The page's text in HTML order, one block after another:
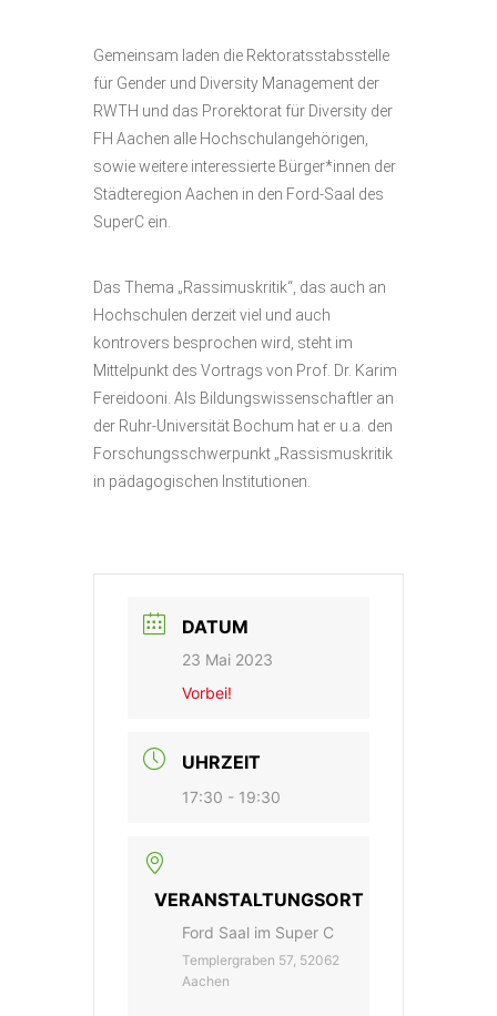
Gemeinsam laden die Rektoratsstabsstelle
für Gender und Diversity Management der
RWTH und das Prorektorat für Diversity der
FH Aachen alle Hochschulangehörigen,
sowie weitere interessierte Bürger*innen der
Städteregion Aachen in den Ford-Saal des
SuperC ein.
Das Thema „Rassimuskritik“, das auch an
Hochschulen derzeit viel und auch
kontrovers besprochen wird, steht im
Mittelpunkt des Vortrags von Prof. Dr. Karim
Fereidooni. Als Bildungswissenschaftler an
der Ruhr-Universität Bochum hat er u.a. den
Forschungsschwerpunkt „Rassismuskritik
in pädagogischen Institutionen.
DATUM
23 Mai 2023
Vorbei!
UHRZEIT
17:30 - 19:30
VERANSTALTUNGSORT
Ford Saal im Super C
Templergraben 57, 52062
Aachen